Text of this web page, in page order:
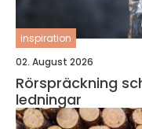
inspiration
02. August 2026
Rörspräckning schaktfri förnyelse av gamla
ledningar